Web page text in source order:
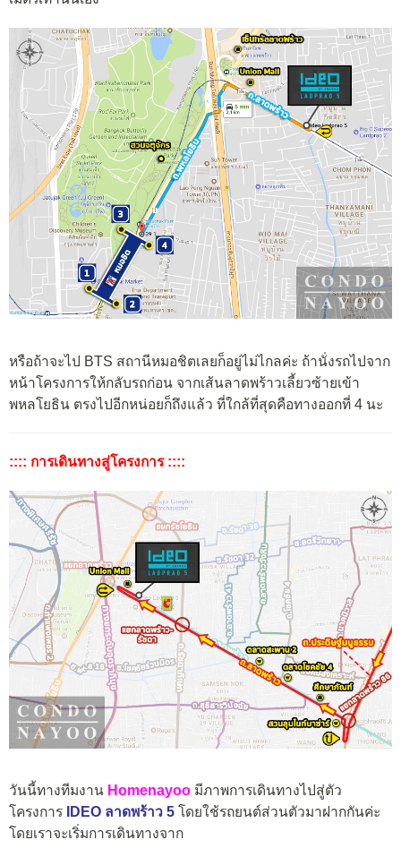
หรือถ้าจะไป BTS สถานีหมอชิตเลยก็อยู่ไม่ไกลค่ะ ถ้านั่งรถไปจาก
หน้าโครงการให้กลับรถก่อน จากเส้นลาดพร้าวเลี้ยวซ้ายเข้า
พหลโยธิน ตรงไปอีกหน่อยก็ถึงแล้ว ที่ใกล้ที่สุดคือทางออกที่ 4 นะ
:::: การเดินทางสู่โครงการ ::::
วันนี้ทางทีมงาน Homenayoo มีภาพการเดินทางไปสู่ตัว
โครงการ
IDEO ลาดพร้าว 5 โดยใช้รถยนต์ส่วนตัวมาฝากกันค่ะ
โดยเราจะเริ่มการเดินทางจาก